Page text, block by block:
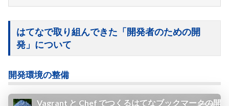
はてなで取り組んできた「開発者のための開
発」について
開発環境の整備